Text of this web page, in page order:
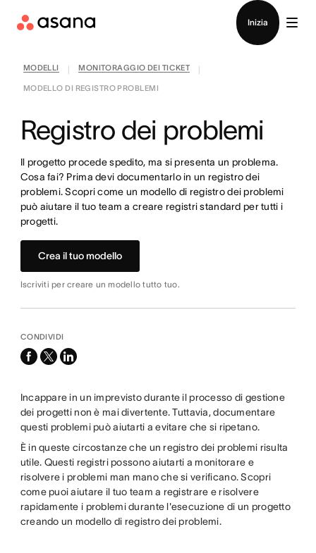
Inizia
MODELLI MONITORAGGIO DEI TICKET
MODELLO DI REGISTRO PROBLEMI
Registro dei problemi
Il progetto procede spedito, ma si presenta un problema.
Cosa fai? Prima devi documentarlo in un registro dei
problemi. Scopri come un modello di registro dei problemi
può aiutare il tuo team a creare registri standard per tutti i
progetti.
Crea il tuo modello
Iscriviti per creare un modello tutto tuo.
CONDIVIDI
facebook
x-
linkedin
Incappare in un imprevisto durante il processo di gestione
dei progetti non è mai divertente. Tuttavia, documentare
questi problemi può aiutarti a evitare che si ripetano.
È in queste circostanze che un registro dei problemi risulta
utile. Questi registri possono aiutarti a monitorare e
risolvere i problemi man mano che si verificano. Scopri
come puoi aiutare il tuo team a registrare e risolvere
rapidamente i problemi durante l'esecuzione di un progetto
creando un modello di registro dei problemi.